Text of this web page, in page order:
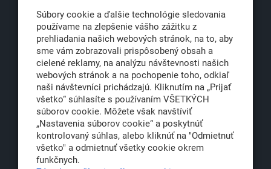
office@klub500.sk
+421 2 54 646 464
www.klub500.sk
Copyright: Klub 500, 2026
Všetky práva vyhradené
Súbory cookie a ďalšie technológie sledovania
používame na zlepšenie vášho zážitku z
prehliadania našich webových stránok, na to, aby
sme vám zobrazovali prispôsobený obsah a
cielené reklamy, na analýzu návštevnosti našich
webových stránok a na pochopenie toho, odkiaľ
naši návštevníci prichádzajú. Kliknutím na „Prijať
všetko“ súhlasíte s používaním VŠETKÝCH
súborov cookie. Môžete však navštíviť
„Nastavenia súborov cookie“ a poskytnúť
kontrolovaný súhlas, alebo kliknúť na "Odmietnuť
všetko" a odmietnuť všetky cookie okrem
funkčnych.